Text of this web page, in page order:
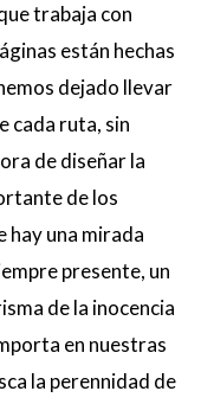
trabaja con
están hechas
dejado llevar
cada ruta, sin
de diseñar la
de los
hay una mirada
presente, un
de la inocencia
en nuestras
la perennidad de